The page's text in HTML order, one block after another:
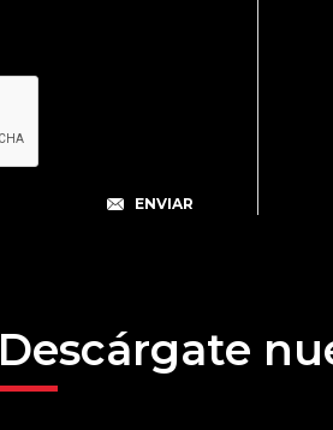
Descárgate